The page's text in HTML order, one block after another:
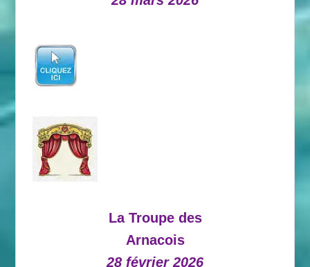
La Troupe des
Arnacois
28 février 2026